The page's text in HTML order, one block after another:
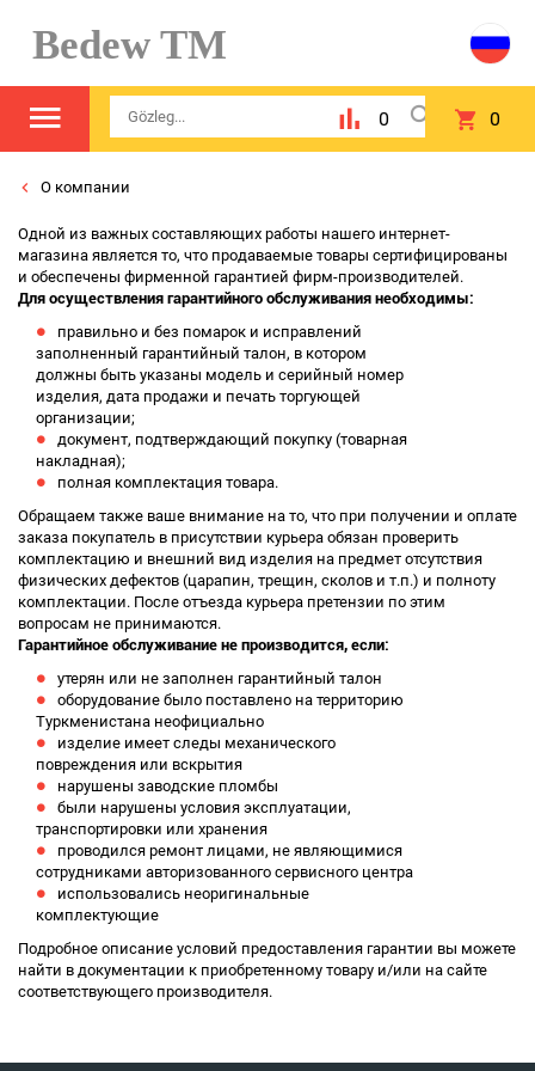
Bedew TM
0 0
О компании
Одной из важных составляющих работы нашего интернет-
магазина является то, что продаваемые товары сертифицированы
и обеспечены фирменной гарантией фирм-производителей.
Для осуществления гарантийного обслуживания необходимы:
правильно и без помарок и исправлений
заполненный гарантийный талон, в котором
должны быть указаны модель и серийный номер
изделия, дата продажи и печать торгующей
организации;
документ, подтверждающий покупку (товарная
накладная);
полная комплектация товара.
Обращаем также ваше внимание на то, что при получении и оплате
заказа покупатель в присутствии курьера обязан проверить
комплектацию и внешний вид изделия на предмет отсутствия
физических дефектов (царапин, трещин, сколов и т.п.) и полноту
комплектации. После отъезда курьера претензии по этим
вопросам не принимаются.
Гарантийное обслуживание не производится, если:
утерян или не заполнен гарантийный талон
оборудование было поставлено на территорию
Туркменистана неофициально
изделие имеет следы механического
повреждения или вскрытия
нарушены заводские пломбы
были нарушены условия эксплуатации,
транспортировки или хранения
проводился ремонт лицами, не являющимися
сотрудниками авторизованного сервисного центра
использовались неоригинальные
комплектующие
Подробное описание условий предоставления гарантии вы можете
найти в документации к приобретенному товару и/или на сайте
соответствующего производителя.